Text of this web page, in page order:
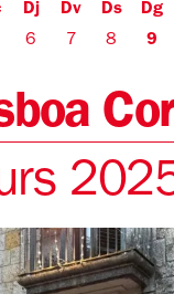
Dj
6
Dv
7
Ds
8
Dg
9